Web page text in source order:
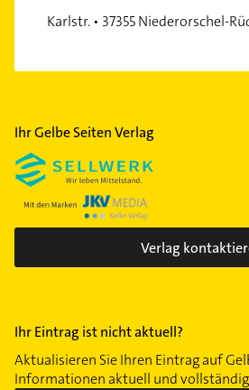
Karlstr. • 37355 Niederorschel-
Ihr Gelbe Seiten Verlag
Verlag
Ihr Eintrag ist nicht aktuell?
Aktualisieren Sie Ihren Eintrag auf
Informationen aktuell und